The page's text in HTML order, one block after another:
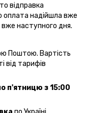
відправка
оплата надійшла вже
вже наступного дня.
Поштою. Вартість
від тарифів
п'ятницю з 15:00